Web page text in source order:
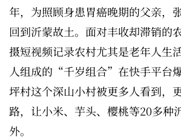
年，为照顾身患胃癌晚期的父亲，
回到沂蒙故土。面对丰收却滞销的
摄短视频记录农村尤其是老年人生
人组成的“千岁组合”在快手平台
坪村这个深山小村被更多人看到，
路，让小米、芋头、樱桃等20多种
外。